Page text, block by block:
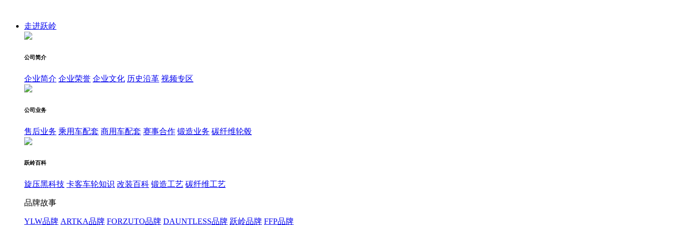
走进跃岭
公司简介
企业简介 企业荣誉 企业文化 历史沿革 视频专区
公司业务
售后业务 乘用车配套 商用车配套 赛事合作 锻造业务 碳纤维轮毂
跃岭百科
旋压黑科技 卡客车轮知识 改装百科 锻造工艺 碳纤维工艺
品牌故事
YLW品牌 ARTKA品牌 FORZUTO品牌 DAUNTLESS品牌 跃岭品牌 FFP品牌